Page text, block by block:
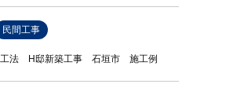
民間工事
工法 H邸新築工事 石垣市 施工例